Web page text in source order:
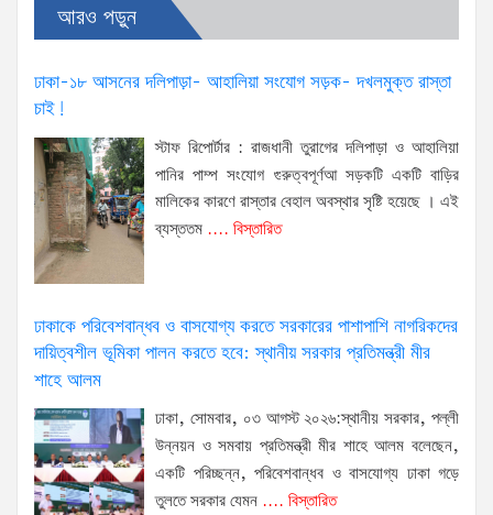
আরও পড়ুন
ঢাকা-১৮ আসনের দলিপাড়া- আহালিয়া সংযোগ সড়ক- দখলমুক্ত রাস্তা
চাই!
স্টাফ রিপোর্টার : রাজধানী তুরাগের দলিপাড়া ও আহালিয়া
পানির পাম্প সংযোগ গুরুত্বপূর্ণআ সড়কটি একটি বাড়ির
মালিকের কারণে রাস্তার বেহাল অবস্থার সৃষ্টি হয়েছে । এই
ব্যস্ততম .... বিস্তারিত
ঢাকাকে পরিবেশবান্ধব ও বাসযোগ্য করতে সরকারের পাশাপাশি নাগরিকদের
দায়িত্বশীল ভূমিকা পালন করতে হবে: স্থানীয় সরকার প্রতিমন্ত্রী মীর
শাহে আলম
ঢাকা, সোমবার, ০৩ আগস্ট ২০২৬:স্থানীয় সরকার, পল্লী
উন্নয়ন ও সমবায় প্রতিমন্ত্রী মীর শাহে আলম বলেছেন,
একটি পরিচ্ছন্ন, পরিবেশবান্ধব ও বাসযোগ্য ঢাকা গড়ে
তুলতে সরকার যেমন .... বিস্তারিত